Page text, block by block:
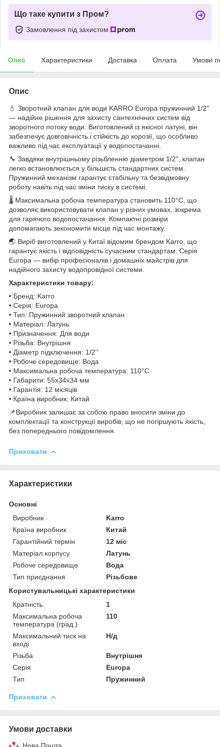
Що таке купити з Пром?
Замовлення під захистом
Опис Характеристики Доставка Оплата Умови
Опис
💧 Зворотний клапан для води KARRO Europa пружинний 1/2"
— надійне рішення для захисту сантехнічних систем від
зворотного потоку води. Виготовлений із якісної латуні, він
забезпечує довговічність і стійкість до корозії, що особливо
важливо під час експлуатації у водопостачанні.
🔧 Завдяки внутрішньому різьбленню діаметром 1/2", клапан
легко встановлюється у більшість стандартних систем.
Пружинний механізм гарантує стабільну та безвідмовну
роботу навіть під час зміни тиску в системі.
🌡 Максимальна робоча температура становить 110°C, що
дозволяє використовувати клапан у різних умовах, зокрема
для гарячого водопостачання. Компактні розміри
допомагають зекономити місце під час монтажу.
🌏 Виріб виготовлений у Китаї відомим брендом Karro, що
гарантує якість і відповідність сучасним стандартам. Серія
Europa — вибір професіоналів і домашніх майстрів для
надійного захисту водопровідної системи.
Характеристики товару:
• Бренд: Karro
• Серія: Europa
• Тип: Пружинний зворотний клапан
• Матеріал: Латунь
• Призначення: Для води
• Різьба: Внутрішня
• Діаметр підключення: 1/2''
• Робоче середовище: Вода
• Максимальна робоча температура: 110°C
• Габарити: 55х34х34 мм
• Гарантія: 12 місяців
• Країна виробник: Китай
📌Виробник залишає за собою право вносити зміни до
комплектації та конструкції виробів, що не погіршують якість,
без попереднього повідомлення.
Приховати
Характеристики
Основні
Виробник
Karro
Країна виробник
Китай
Гарантійний термін
12 міс
Матеріал корпусу
Латунь
Робоче середовище
Вода
Тип приєднання
Різьбове
Користувальницькі характеристики
Кратність
1
Максимальна робоча
температура (град.)
110
Максимальний тиск на
вході
Н/д
Різьба
Внутрішня
Серія
Europa
Тип
Пружинний
Приховати
Умови доставки
Нова Пошта